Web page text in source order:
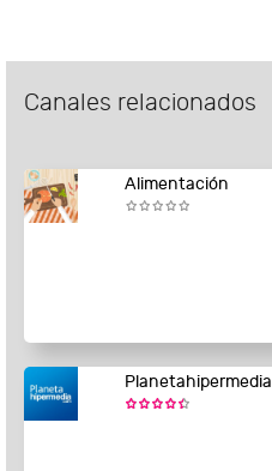
Canales relacionados
Alimentación
Planetahipermedia